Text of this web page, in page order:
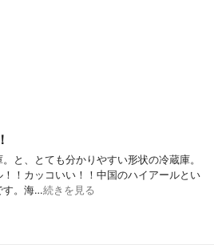
と、とても分かりやすい形状の冷蔵庫。
！カッコいい！！中国のハイアールとい
す。海…続きを見る